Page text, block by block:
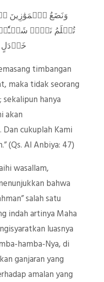
وَنَضَعُ ٱلۡمَوَٰزِينَ
تُظۡلَمُ نَفۡسٞ شَيۡـٔٗاۖ
خَرۡدَلٍ
timbangan
maka tidak seorang
hanya
akan
cukuplah Kami
(Qs. Al Anbiya: 47)
wasallam,
bahwa
salah satu
indah artinya Maha
luasnya
hamba-Nya, di
ganjaran yang
amalan yang